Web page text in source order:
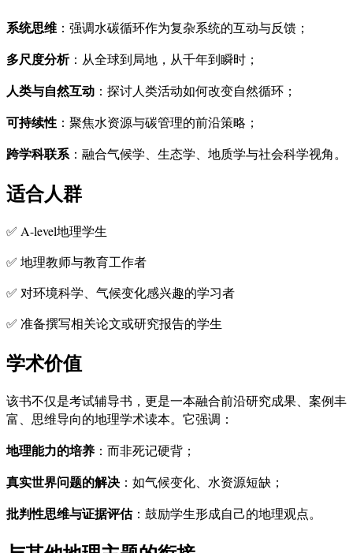
系统思维 ：强调水碳循环作为复杂系统的互动与反馈；
多尺度分析：从全球到局地，从千年到瞬时；
人类与自然互动 ：探讨人类活动如何改变自然循环；
可持续性 ：聚焦水资源与碳管理的前沿策略；
跨学科联系：融合气候学、生态学、地质学与社会科学视角。
适合人群
✅ A-level地理学生
✅ 地理教师与教育工作者
✅ 对环境科学、气候变化感兴趣的学习者
✅ 准备撰写相关论文或研究报告的学生
学术价值
该书不仅是考试辅导书，更是一本融合前沿研究成果、案例丰
富、思维导向的地理学术读本。它强调：
地理能力的培养 ：而非死记硬背；
真实世界问题的解决 ：如气候变化、水资源短缺；
批判性思维与证据评估：鼓励学生形成自己的地理观点。